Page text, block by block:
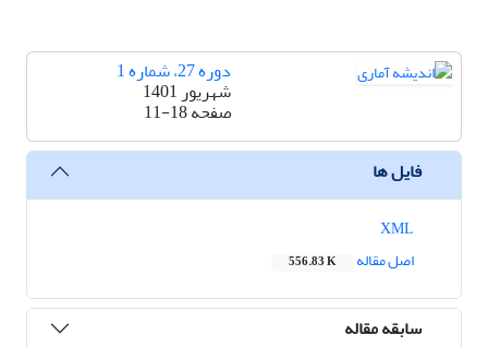
دوره 27، شماره 1
شهریور 1401
صفحه11-18
فایل ها
اصل مقاله
556.83 K
سابقه مقاله